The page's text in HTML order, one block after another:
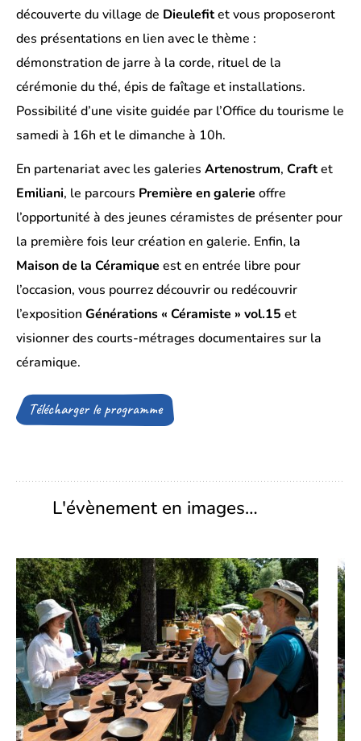
découverte du village de Dieulefitet vous proposeront
des présentations en lien avec le thème :
démonstration de jarre à la corde, rituel de la
cérémonie du thé, épis de faîtage et installations.
Possibilité d’une visite guidée par l’Office du tourisme le
samedi à 16h et le dimanche à 10h.
En partenariat avec les galeries Artenostrum, Craftet
Emiliani, le parcours Première en galerie offre
l’opportunité à des jeunes céramistes de présenter pour
la première fois leur création en galerie. Enfin, la
Maison de la Céramique est en entrée libre pour
l’occasion, vous pourrez découvrir ou redécouvrir
l’exposition Générations « Céramiste » vol.15 et
visionner des courts-métrages documentaires sur la
céramique.
Télécharger le programme(Ouverture
d’un
nouvel
onglet)
L'évènement en images…